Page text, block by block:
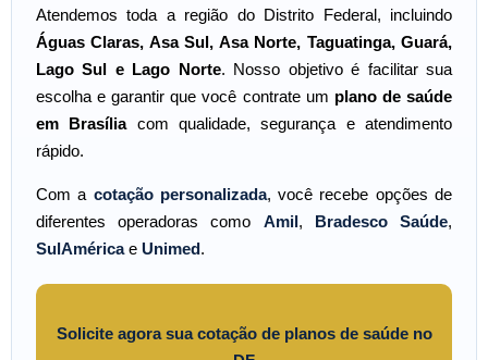
Atendemos toda a região do Distrito Federal, incluindo
Águas Claras, Asa Sul, Asa Norte, Taguatinga,Guará,
Lago Sul e Lago Norte. Nosso objetivo é facilitar sua
escolha e garantir que você contrate um plano de saúde
em Brasíliacom qualidade, segurança e atendimento
rápido.
Com a cotação personalizada, você recebe opções de
diferentes operadoras como Amil, Bradesco Saúde,
SulAméricae Unimed.
Solicite agora sua cotação de planos de saúde no